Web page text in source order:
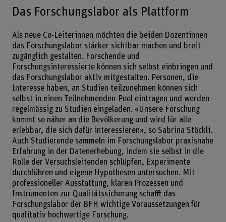
Das Forschungslabor als Plattform
Als neue Co-Leiterinnen möchten die beiden Dozentinnen
das Forschungslabor stärker sichtbar machen und breit
zugänglich gestalten. Forschende und
Forschungsinteressierte können sich selbst einbringen und
das Forschungslabor aktiv mitgestalten. Personen, die
Interesse haben, an Studien teilzunehmen können sich
selbst in einen Teilnehmenden-Pool eintragen und werden
regelmässig zu Studien eingeladen. «Unsere Forschung
kommt so näher an die Bevölkerung und wird für alle
erlebbar, die sich dafür interessieren», so Sabrina Stöckli.
Auch Studierende sammeln im Forschungslabor praxisnahe
Erfahrung in der Datenerhebung, indem sie selbst in die
Rolle der Versuchsleitenden schlüpfen, Experimente
durchführen und eigene Hypothesen untersuchen. Mit
professioneller Ausstattung, klaren Prozessen und
Instrumenten zur Qualitätssicherung schafft das
Forschungslabor der BFH wichtige Voraussetzungen für
qualitativ hochwertige Forschung.